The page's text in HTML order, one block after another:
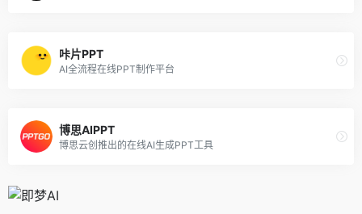
咔片PPT
AI全流程在线PPT制作平台
博思AIPPT
博思云创推出的在线AI生成PPT工具